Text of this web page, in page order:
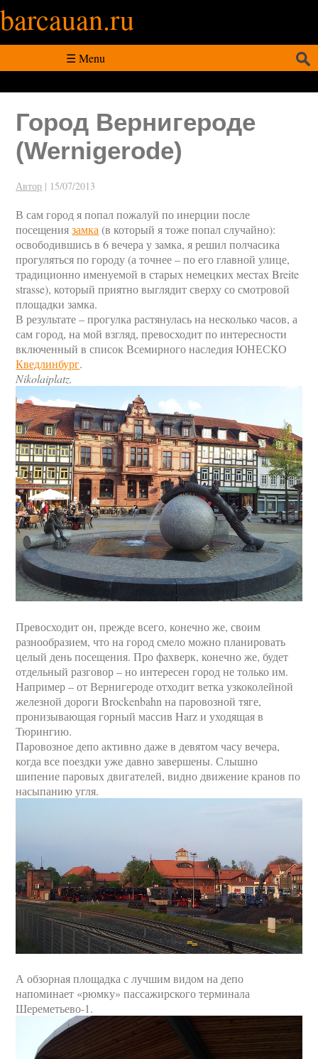
barcauan.ru
☰ Menu
Город Вернигероде
(Wernigerode)
Автор | 15/07/2013
В сам город я попал пожалуй по инерции после
посещениязамка (в который я тоже попал случайно):
освободившись в 6 вечера у замка, я решил полчасика
прогуляться по городу (а точнее – по его главной улице,
традиционно именуемой в старых немецких местах Breite
strasse), который приятно выглядит сверху со смотровой
площадки замка.
В результате – прогулка растянулась на несколько часов, а
сам город, на мой взгляд, превосходит по интересности
включенный в список Всемирного наследия ЮНЕСКО
Кведлинбург.
Nikolaiplatz.
Превосходит он, прежде всего, конечно же, своим
разнообразием, что на город смело можно планировать
целый день посещения. Про фахверк, конечно же, будет
отдельный разговор – но интересен город не только им.
Например – от Вернигероде отходит ветка узкоколейной
железной дороги Brockenbahn на паровозной тяге,
пронизывающая горный массив Harz и уходящая в
Тюрингию.
Паровозное депо активно даже в девятом часу вечера,
когда все поездки уже давно завершены. Слышно
шипение паровых двигателей, видно движение кранов по
насыпанию угля.
А обзорная площадка с лучшим видом на депо
напоминает «рюмку» пассажирского терминала
Шереметьево-1.